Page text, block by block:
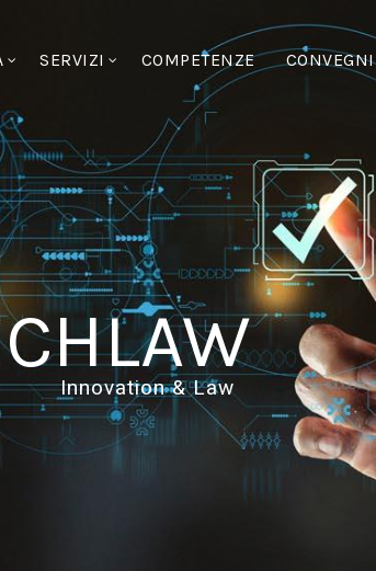
SERVIZI COMPETENZE CONVEGNI
Innovation & Law